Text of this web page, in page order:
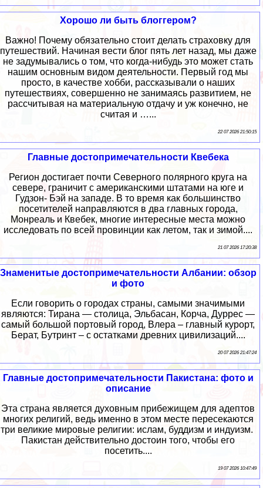
Хорошо ли быть блоггером?
Важно! Почему обязательно стоит делать страховку для
путешествий. Начиная вести блог пять лет назад, мы даже
не задумывались о том, что когда-нибудь это может стать
нашим основным видом деятельности. Первый год мы
просто, в качестве хобби, рассказывали о наших
путешествиях, совершенно не занимаясь развитием, не
рассчитывая на материальную отдачу и уж конечно, не
считая и …...
22 07 2026 21:50:15
Главные достопримечательности Квебека
Регион достигает почти Северного полярного круга на
севере, граничит с американскими штатами на юге и
Гудзон- Бэй на западе. В то время как большинство
посетителей направляются в два главных города,
Монреаль и Квебек, многие интересные места можно
исследовать по всей провинции как летом, так и зимой....
21 07 2026 17:20:38
Знаменитые достопримечательности Албании: обзор
и фото
Если говорить о городах страны, самыми значимыми
являются: Тирана — столица, Эльбасан, Корча, Дуррес —
самый большой портовый город, Влера – главный курорт,
Берат, Бутринт – с остатками древних цивилизаций....
20 07 2026 21:47:24
Главные достопримечательности Пакистана: фото и
описание
Эта страна является духовным прибежищем для адептов
многих религий, ведь именно в этом месте пересекаются
три великие мировые религии: ислам, буддизм и индуизм.
Пакистан действительно достоин того, чтобы его
посетить....
19 07 2026 10:47:49